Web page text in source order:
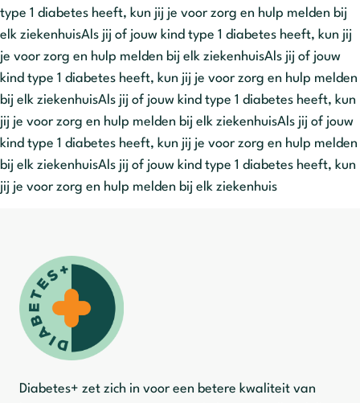
type 1 diabetes heeft, kun jij je voor zorg en hulp melden bij
elk ziekenhuisAls jij of jouw kind type 1 diabetes heeft, kun jij
je voor zorg en hulp melden bij elk ziekenhuisAls jij of jouw
kind type 1 diabetes heeft, kun jij je voor zorg en hulp melden
bij elk ziekenhuisAls jij of jouw kind type 1 diabetes heeft, kun
jij je voor zorg en hulp melden bij elk ziekenhuisAls jij of jouw
kind type 1 diabetes heeft, kun jij je voor zorg en hulp melden
bij elk ziekenhuisAls jij of jouw kind type 1 diabetes heeft, kun
jij je voor zorg en hulp melden bij elk ziekenhuis
Diabetes+ zet zich in voor een betere kwaliteit van